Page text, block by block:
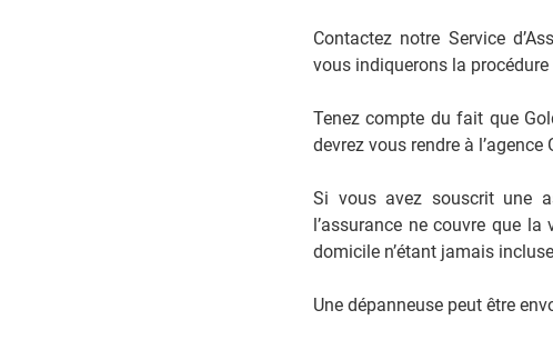
Contactez notre Service
vous indiquerons la procédure
Tenez compte du fait que
devrez vous rendre à
Si vous avez souscrit une
l’assurance ne couvre que
domicile n’étant jamais
Une dépanneuse peut être